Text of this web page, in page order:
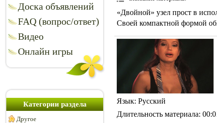
Доска объявлений
FAQ (вопрос/ответ)
Видео
Онлайн игры
Категории раздела
Другое
«Двойной» узел прост в
Своей компактной формой
Язык: Русский
Длительность материала: